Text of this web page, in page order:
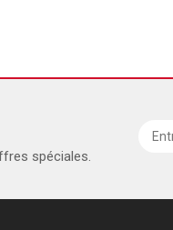
spéciales.